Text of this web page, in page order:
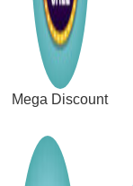
Mega Discount